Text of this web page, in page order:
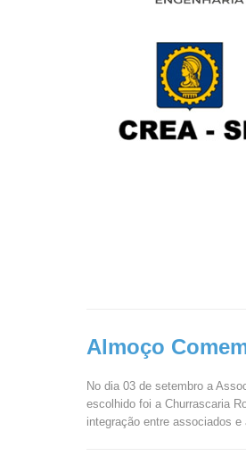
Almoço
No dia 03 de setembro a
escolhido foi a Churrascaria
integração entre associados e